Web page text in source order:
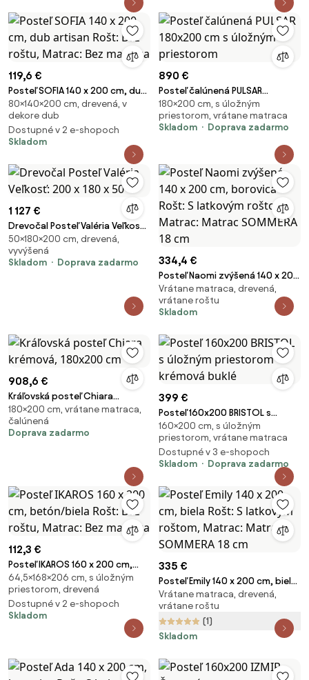
119,6 €
Posteľ SOFIA 140 x 200 cm, dub
artisan Rošt: Bez roštu, Matrac:
Bez matraca
80×140×200 cm, drevená, v
dekore dub
Dostupné v 2 e-shopoch
Skladom
890 €
Posteľ čalúnená PULSAR
180x200 cm s úložným
priestorom
180×200 cm, s úložným
priestorom, vrátane matraca
Skladom
Doprava zadarmo
1 127 €
Drevočal Posteľ Valéria Veľkosť:
200 x 180 x 50
50×180×200 cm, drevená,
vyvýšená
Skladom
Doprava zadarmo 334,4 €
Posteľ Naomi zvýšená 140 x 200
cm, borovica Rošt: S latkovým
roštom, Matrac: Matrac
SOMMERA 18 cm
Vrátane matraca, drevená,
vrátane roštu
Skladom
908,6 €
Kráľovská posteľ Chiara
krémová, 180x200 cm
180×200 cm, vrátane matraca,
čalúnená
Doprava zadarmo
399 €
Posteľ 160x200 BRISTOL s
úložným priestorom krémová
buklé
160×200 cm, s úložným
priestorom, vrátane matraca
Dostupné v 3 e-shopoch
Skladom
Doprava zadarmo
112,3 €
Posteľ IKAROS 160 x 200 cm,
betón/biela Rošt: Bez roštu,
Matrac: Bez matraca
64,5×168×206 cm, s úložným
priestorom, drevená
Dostupné v 2 e-shopoch
Skladom
335 €
Posteľ Emily 140 x 200 cm, biela
Rošt: S latkovým roštom,
Matrac: Matrac SOMMERA 18
cm
Vrátane matraca, drevená,
vrátane roštu
(1)
Skladom